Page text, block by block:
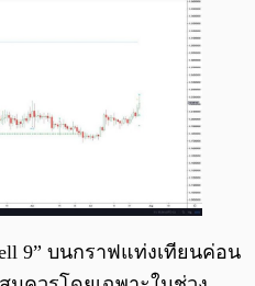
9” บนกราฟแท่งเทียนค่อน